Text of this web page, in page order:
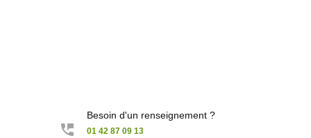
Besoin d'un renseignement ?
01 42 87 09 13